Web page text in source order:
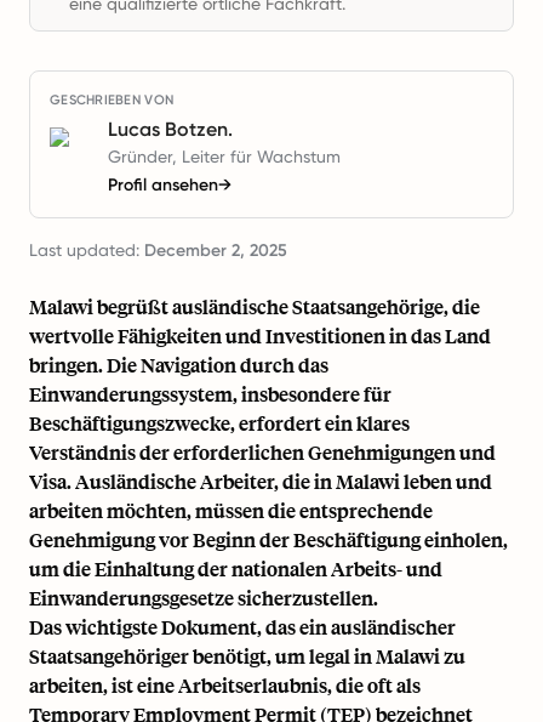
GESCHRIEBEN VON
Lucas Botzen.
Gründer, Leiter für Wachstum
Profil ansehen→
Last updated: December 2, 2025
Malawi begrüßt ausländische Staatsangehörige, die
wertvolle Fähigkeiten und Investitionen in das Land
bringen. Die Navigation durch das
Einwanderungssystem, insbesondere für
Beschäftigungszwecke, erfordert ein klares
Verständnis der erforderlichen Genehmigungen und
Visa. Ausländische Arbeiter, die in Malawi leben und
arbeiten möchten, müssen die entsprechende
Genehmigung vor Beginn der Beschäftigung einholen,
um die Einhaltung der nationalen Arbeits- und
Einwanderungsgesetze sicherzustellen.
Das wichtigste Dokument, das ein ausländischer
Staatsangehöriger benötigt, um legal in Malawi zu
arbeiten, ist eine Arbeitserlaubnis, die oft als
Temporary Employment Permit (TEP) bezeichnet